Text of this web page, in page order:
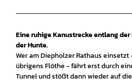
Eine ruhige Kanustrecke entlang
der Hunte.
Wer am Diepholzer Rathaus
übrigens Flöthe - fährt erst durch
Tunnel und stößt dann wieder auf